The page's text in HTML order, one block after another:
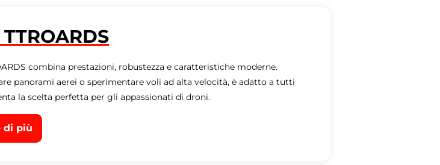
combina prestazioni, robustezza e caratteristiche moderne.
panorami aerei o sperimentare voli ad alta velocità, è adatto a tutti
la scelta perfetta per gli appassionati di droni.
di più